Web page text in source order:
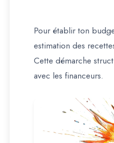
Pour établir ton
estimation des
Cette démarche
avec les financeurs.